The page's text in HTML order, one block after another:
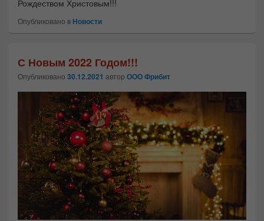
Рождеством Христовым!!!
Опубликовано в Новости
С Новым 2022 Годом!!!
Опубликовано 30.12.2021 автор ООО Фрибит